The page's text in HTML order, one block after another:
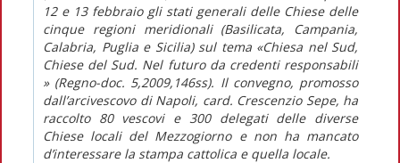
12 e 13 febbraio gli stati generali delle Chiese delle
cinque regioni meridionali (Basilicata, Campania,
Calabria, Puglia e Sicilia) sul tema «Chiesa nel Sud,
Chiese del Sud. Nel futuro da credenti responsabili
» (Regno-doc. 5,2009,146ss). Il convegno, promosso
dall’arcivescovo di Napoli, card. Crescenzio Sepe, ha
raccolto 80 vescovi e 300 delegati delle diverse
Chiese locali del Mezzogiorno e non ha mancato
d’interessare la stampa cattolica e quella locale.